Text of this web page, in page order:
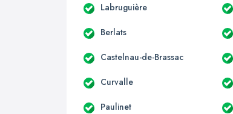
Labruguière
Berlats
Castelnau-de-Brassac
Curvalle
Paulinet